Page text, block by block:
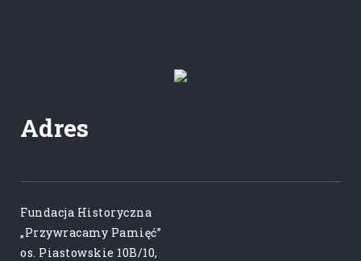
Adres
Fundacja Historyczna
„Przywracamy Pamięć”
os. Piastowskie 10B/10,